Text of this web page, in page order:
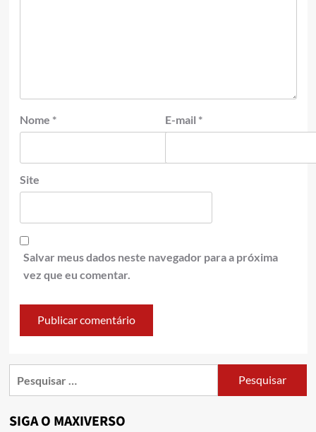
Nome * E-mail *
Site
Salvar meus dados neste navegador para a próxima
vez que eu comentar.
SIGA O MAXIVERSO